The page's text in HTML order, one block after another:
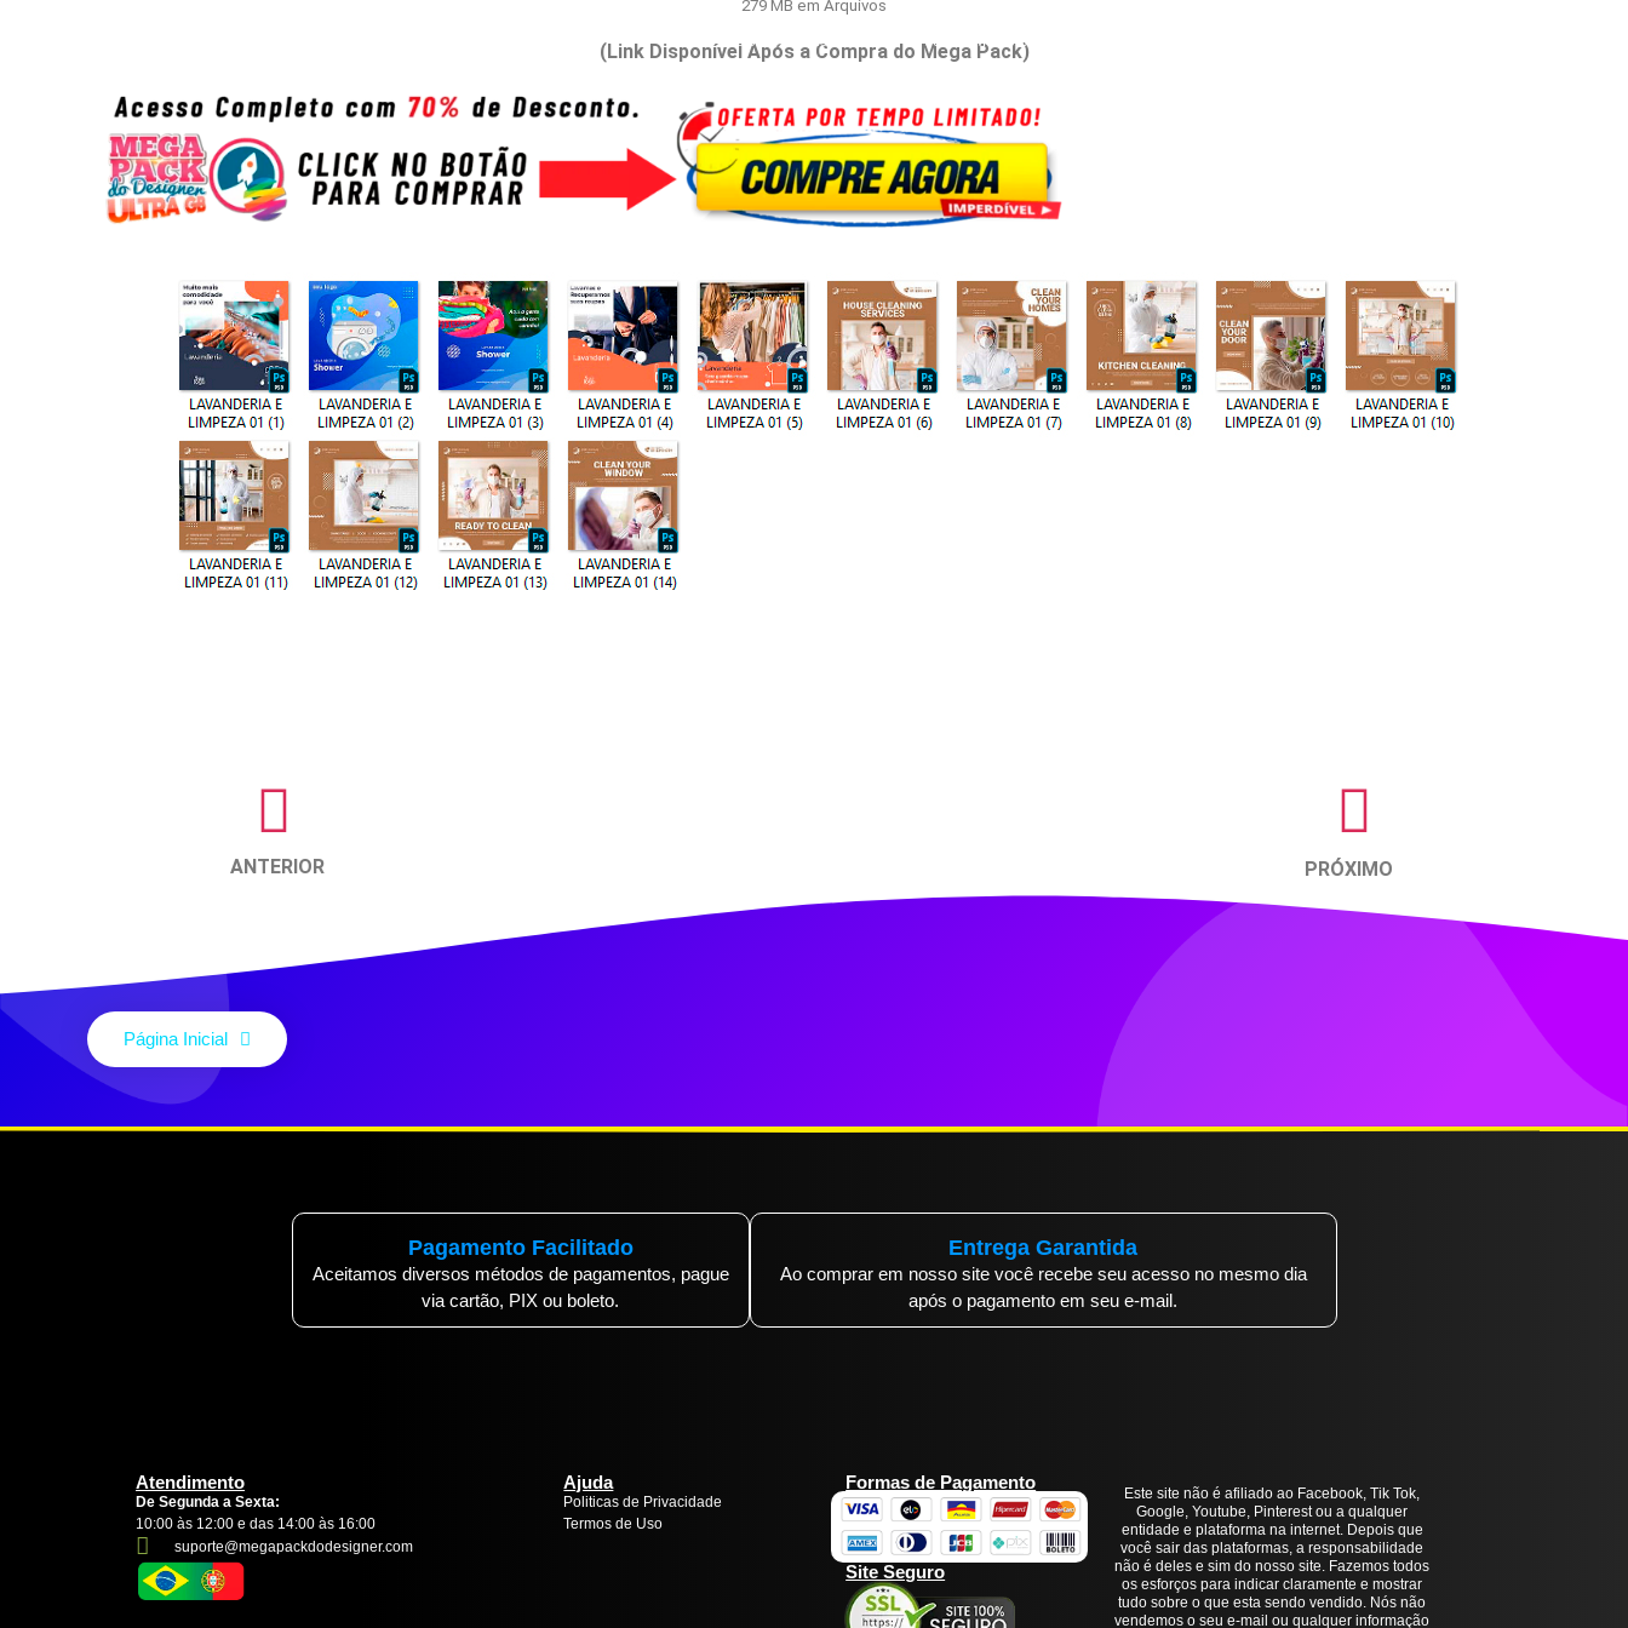
Inicio ⭐Bônus e Extras 🔐Área de Membros
279 MB em Arquivos
(Link Disponível Após a Compra do Mega Pack)
ANTERIOR PRÓXIMO
Página Inicial
Pagamento Facilitado
Aceitamos diversos métodos de pagamentos, pague
via cartão, PIX ou boleto.
Entrega Garantida
Ao comprar em nosso site você recebe seu acesso no mesmo dia
após o pagamento em seu e-mail.
Atendimento
De Segunda a Sexta:
10:00 às 12:00 e das 14:00 às 16:00
suporte@megapackdodesigner.com
Ajuda
Politicas de Privacidade
Termos de Uso
Formas de Pagamento
Site Seguro
Este site não é afiliado ao Facebook, Tik Tok,
Google, Youtube, Pinterest ou a qualquer
entidade e plataforma na internet. Depois que
você sair das plataformas, a responsabilidade
não é deles e sim do nosso site. Fazemos todos
os esforços para indicar claramente e mostrar
tudo sobre o que esta sendo vendido. Nós não
vendemos o seu e-mail ou qualquer informação